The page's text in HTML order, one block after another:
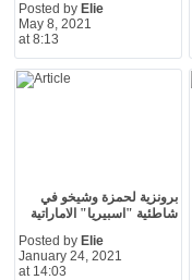
Posted by Elie
May 8, 2021
at 8:13
برونزية لحمزة وشيخو في
شاطئية "اسبيريا" الاماراتية
Posted by Elie
January 24, 2021
at 14:03